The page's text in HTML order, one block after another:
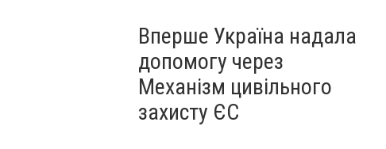
Вперше Україна надала
допомогу через
Механізм цивільного
захисту ЄС